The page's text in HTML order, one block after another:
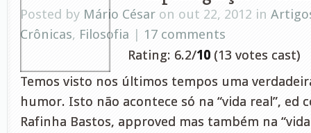
Posted by Mário César on out 22, 2012 in
Crônicas, Filosofia | 17 comments
Rating: 6.2/10 (13 votes cast)
Temos visto nos últimos tempos uma
humor. Isto não acontece só na “vida real”, ed
Rafinha Bastos, approved mas também na